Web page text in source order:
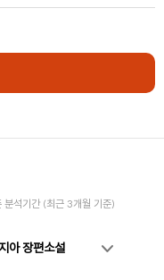
분석기간 (최근 3개월 기준)
아 장편소설